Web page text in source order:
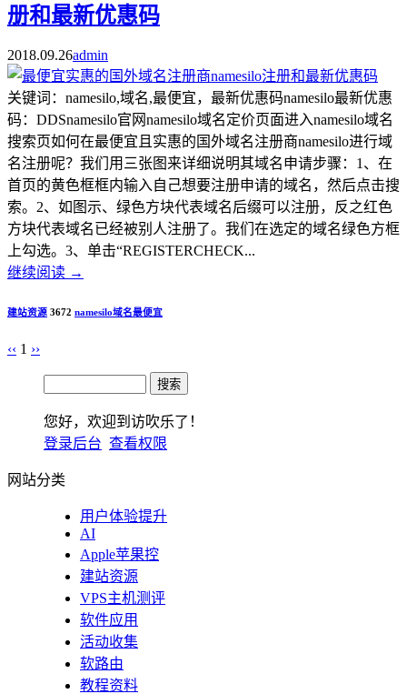
册和最新优惠码
2018.09.26admin
关键词：namesilo,域名,最便宜，最新优惠码namesilo最新优惠
码：DDSnamesilo官网namesilo域名定价页面进入namesilo域名
搜索页如何在最便宜且实惠的国外域名注册商namesilo进行域
名注册呢？我们用三张图来详细说明其域名申请步骤：1、在
首页的黄色框框内输入自己想要注册申请的域名，然后点击搜
索。2、如图示、绿色方块代表域名后缀可以注册，反之红色
方块代表域名已经被别人注册了。我们在选定的域名绿色方框
上勾选。3、单击“REGISTERCHECK...
继续阅读 →
建站资源 3672 namesilo域名最便宜
‹‹ 1 ››
您好，欢迎到访吹乐了！
登录后台 查看权限
网站分类
用户体验提升
AI
Apple苹果控
建站资源
VPS主机测评
软件应用
活动收集
软路由
教程资料